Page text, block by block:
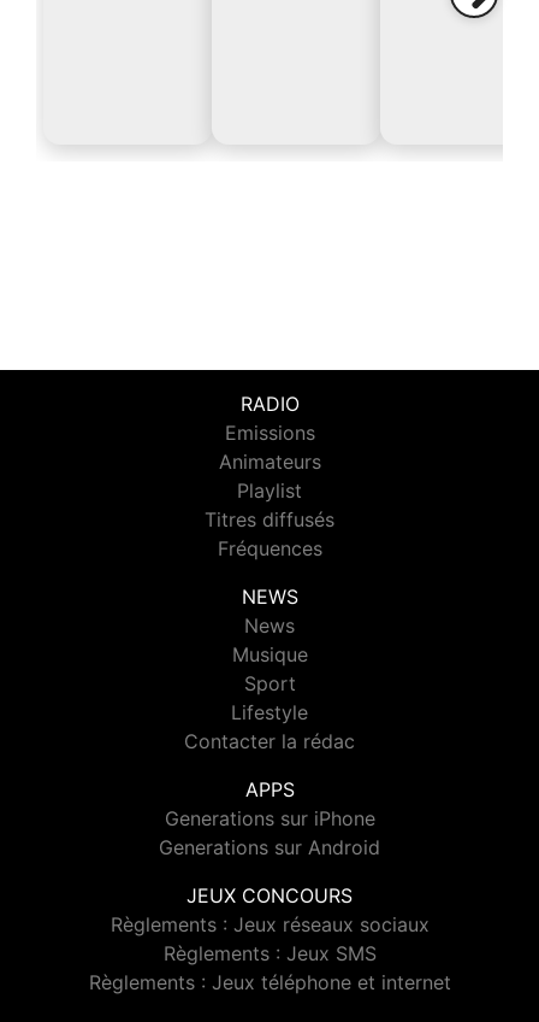
RADIO
Emissions
Animateurs
Playlist
Titres diffusés
Fréquences
NEWS
News
Musique
Sport
Lifestyle
Contacter la rédac
APPS
Generations sur iPhone
Generations sur Android
JEUX CONCOURS
Règlements : Jeux réseaux sociaux
Règlements : Jeux SMS
Règlements : Jeux téléphone et internet